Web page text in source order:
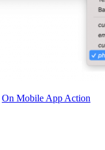
On Mobile App Action